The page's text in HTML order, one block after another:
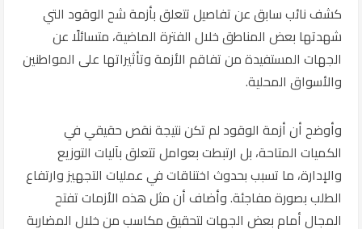
كشف نائب سابق عن تفاصيل تتعلق بأزمة شح الوقود التي
شهدتها بعض المناطق خلال الفترة الماضية، متسائلًا عن
الجهات المستفيدة من تفاقم الأزمة وتأثيراتها على المواطنين
والأسواق المحلية.
وأوضح أن أزمة الوقود لم تكن نتيجة نقص حقيقي في
الكميات المتاحة، بل ارتبطت بعوامل تتعلق بآليات التوزيع
والإدارة، ما تسبب بحدوث اختناقات في عمليات التجهيز وارتفاع
الطلب بصورة مفاجئة. وأضاف أن مثل هذه الأزمات تفتح
المجال أمام بعض الجهات لتحقيق مكاسب من خلال المضاربة